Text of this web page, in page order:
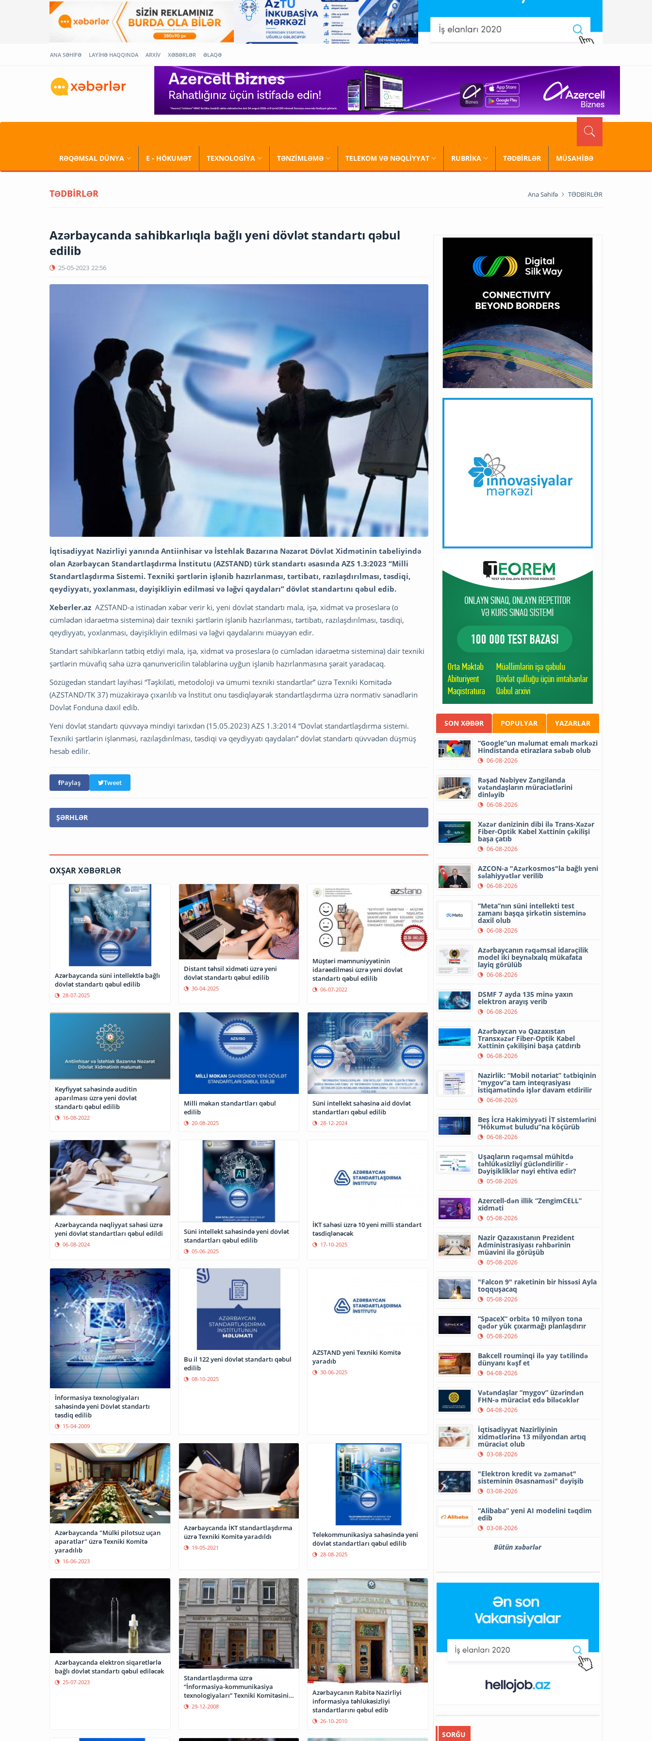
ANA SƏHİFƏ LAYİHƏ HAQQINDA ARXİV XƏBƏRLƏR ƏLAQƏ
RƏQƏMSAL DÜNYA E - HÖKUMƏT TEXNOLOGİYA TƏNZİMLƏMƏ TELEKOM VƏ NƏQLİYYAT RUBRİKA TƏDBİRLƏR MÜSAHİBƏ
TƏDBİRLƏR Ana Səhifə TƏDBİRLƏR
Azərbaycanda sahibkarlıqla bağlı yeni dövlət standartı qəbul
edilib
25-05-2023 22:56
İqtisadiyyat Nazirliyi yanında Antiinhisar və İstehlak Bazarına Nəzarət Dövlət Xidmətinin tabeliyində
olan Azərbaycan Standartlaşdırma İnstitutu (AZSTAND) türk standartı əsasında AZS 1.3:2023 “Milli
Standartlaşdırma Sistemi. Texniki şərtlərin işlənib hazırlanması, tərtibatı, razılaşdırılması, təsdiqi,
qeydiyyatı, yoxlanması, dəyişikliyin edilməsi və ləğvi qaydaları” dövlət standartını qəbul edib.
Xeberler.az AZSTAND-a istinadən xəbər verir ki, yeni dövlət standartı mala, işə, xidmət və proseslərə (o
cümlədən idarəetmə sisteminə) dair texniki şərtlərin işlənib hazırlanması, tərtibatı, razılaşdırılması, təsdiqi,
qeydiyyatı, yoxlanması, dəyişikliyin edilməsi və ləğvi qaydalarını müəyyən edir.
Standart sahibkarların tətbiq etdiyi mala, işə, xidmət və proseslərə (o cümlədən idarəetmə sisteminə) dair texniki
şərtlərin müvafiq sahə üzrə qanunvericilin tələblərinə uyğun işlənib hazırlanmasına şərait yaradacaq.
Sözügedən standart layihəsi “Təşkilati, metodoloji və ümumi texniki standartlar” üzrə Texniki Komitədə
(AZSTAND/TK 37) müzakirəyə çıxarılıb və İnstitut onu təsdiqləyərək standartlaşdırma üzrə normativ sənədlərin
Dövlət Fonduna daxil edib.
Yeni dövlət standartı qüvvəyə mindiyi tarixdən (15.05.2023) AZS 1.3:2014 “Dövlət standartlaşdırma sistemi.
Texniki şərtlərin işlənməsi, razılaşdırılması, təsdiqi və qeydiyyatı qaydaları” dövlət standartı qüvvədən düşmüş
hesab edilir.
Paylaş Tweet
ŞƏRHLƏR
OXŞAR XƏBƏRLƏR
Azərbaycanda süni intellektlə bağlı
dövlət standartı qəbul edilib
28-07-2025
Distant təhsil xidməti üzrə yeni
dövlət standartı qəbul edilib
30-04-2025
Müştəri məmnuniyyətinin
idarəedilməsi üzrə yeni dövlət
standartı qəbul edilib
06-07-2022
Keyfiyyət sahəsində auditin
aparılması üzrə yeni dövlət
standartı qəbul edilib
16-08-2022
Milli məkan standartları qəbul
edilib
20-08-2025
Süni intellekt sahəsinə aid dövlət
standartları qəbul edilib
28-12-2024
Azərbaycanda nəqliyyat sahəsi üzrə
yeni dövlət standartları qəbul edildi
06-08-2024
Süni intellekt sahəsində yeni dövlət
standartları qəbul edilib
05-06-2025
İKT sahəsi üzrə 10 yeni milli standart
təsdiqlənəcək
17-10-2025
İnformasiya texnologiyaları
sahəsində yeni Dövlət standartı
təsdiq edilib
15-04-2009
Bu il 122 yeni dövlət standartı qəbul
edilib
08-10-2025
AZSTAND yeni Texniki Komitə
yaradıb
30-06-2025
Azərbaycanda "Mülki pilotsuz uçan
aparatlar" üzrə Texniki Komitə
yaradılıb
16-06-2023
Azərbaycanda İKT standartlaşdırma
üzrə Texniki Komitə yaradıldı
19-05-2021
Telekommunikasiya sahəsində yeni
dövlət standartları qəbul edilib
28-08-2025
Azərbaycanda elektron siqaretlərlə
bağlı dövlət standartı qəbul ediləcək
25-07-2023
Standartlaşdırma üzrə
“İnformasiya-kommunikasiya
texnologiyaları” Texniki Komitəsinin
növbəti iclası keçirilib
29-12-2008
Azərbaycanın Rabitə Nazirliyi
informasiya təhlükəsizliyi
standartlarını qəbul edib
26-10-2010
SON XƏBƏR POPULYAR YAZARLAR
“Google”un məlumat emalı mərkəzi
Hindistanda etirazlara səbəb olub
06-08-2026
Rəşad Nəbiyev Zəngilanda
vətəndaşların müraciətlərini
dinləyib
06-08-2026
Xəzər dənizinin dibi ilə Trans-Xəzər
Fiber-Optik Kabel Xəttinin çəkilişi
başa çatıb
06-08-2026
AZCON-a "Azərkosmos"la bağlı yeni
səlahiyyətlər verilib
06-08-2026
“Meta”nın süni intellekti test
zamanı başqa şirkətin sisteminə
daxil olub
06-08-2026
Azərbaycanın rəqəmsal idarəçilik
model iki beynəlxalq mükafata
layiq görülüb
06-08-2026
DSMF 7 ayda 135 minə yaxın
elektron arayış verib
06-08-2026
Azərbaycan və Qazaxıstan
Transxəzər Fiber-Optik Kabel
Xəttinin çəkilişini başa çatdırıb
06-08-2026
Nazirlik: “Mobil notariat” tətbiqinin
“mygov”a tam inteqrasiyası
istiqamətində işlər davam etdirilir
06-08-2026
Beş İcra Hakimiyyəti İT sistemlərini
“Hökumət buludu”na köçürüb
06-08-2026
Uşaqların rəqəmsal mühitdə
təhlükəsizliyi gücləndirilir -
Dəyişikliklər nəyi ehtiva edir?
05-08-2026
Azercell-dən illik “ZengimCELL”
xidməti
05-08-2026
Nazir Qazaxıstanın Prezident
Administrasiyası rəhbərinin
müavini ilə görüşüb
05-08-2026
"Falcon 9" raketinin bir hissəsi Ayla
toqquşacaq
05-08-2026
“SpaceX” orbitə 10 milyon tona
qədər yük çıxarmağı planlaşdırır
05-08-2026
Bakcell rouminqi ilə yay tətilində
dünyanı kəşf et
04-08-2026
Vətəndaşlar “mygov” üzərindən
FHN-ə müraciət edə biləcəklər
04-08-2026
İqtisadiyyat Nazirliyinin
xidmətlərinə 13 milyondan artıq
müraciət olub
03-08-2026
"Elektron kredit və zəmanət"
sisteminin Əsasnaməsi" dəyişib
03-08-2026
“Alibaba” yeni AI modelini təqdim
edib
03-08-2026
Bütün xəbərlər
SORĞU